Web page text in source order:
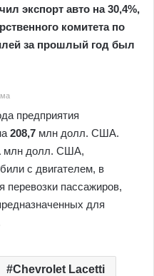
экспорт авто на 30,4%,
комитета по
за прошлый год был
предприятия
208,7 млн долл. США.
млн долл. США,
с двигателем, в
перевозки пассажиров,
для
Chevrolet Lacetti